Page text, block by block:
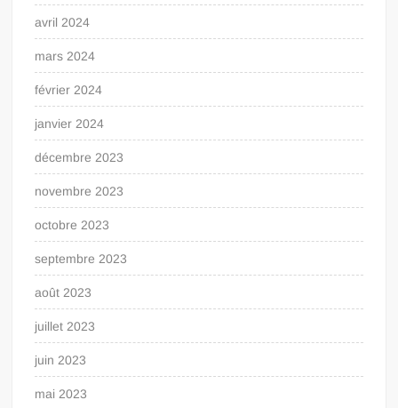
avril 2024
mars 2024
février 2024
janvier 2024
décembre 2023
novembre 2023
octobre 2023
septembre 2023
août 2023
juillet 2023
juin 2023
mai 2023